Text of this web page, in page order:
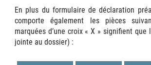
En plus du formulaire de déclaration
comporte également les pièces
marquées d’une croix « X » signifient
jointe au dossier) :